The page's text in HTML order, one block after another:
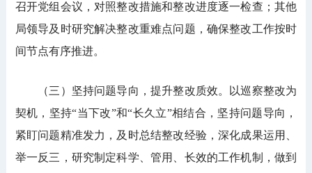
召开党组会议，对照整改措施和整改进度逐一检查；其他
局领导及时研究解决整改重难点问题，确保整改工作按时
间节点有序推进。
（三）坚持问题导向，提升整改质效。以巡察整改为
契机，坚持“当下改”和“长久立”相结合，坚持问题导向，
紧盯问题精准发力，及时总结整改经验，深化成果运用、
举一反三，研究制定科学、管用、长效的工作机制，做到